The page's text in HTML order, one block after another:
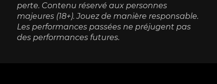
perte. Contenu réservé aux personnes
majeures (18+). Jouez de manière responsable.
Les performances passées ne préjugent pas
des performances futures.